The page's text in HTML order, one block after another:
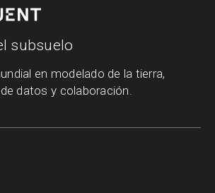
subsuelo
en modelado de la tierra,
datos y colaboración.